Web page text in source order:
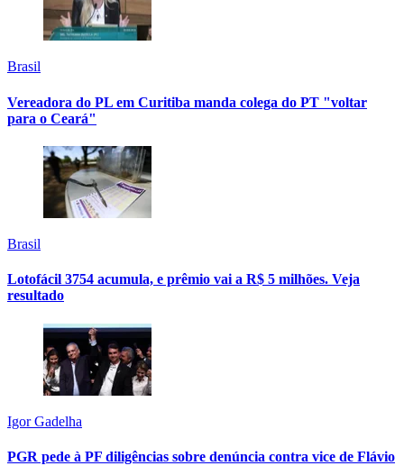
Brasil
Vereadora do PL em Curitiba manda colega do PT "voltar
para o Ceará"
Brasil
Lotofácil 3754 acumula, e prêmio vai a R$ 5 milhões. Veja
resultado
Igor Gadelha
PGR pede à PF diligências sobre denúncia contra vice de Flávio